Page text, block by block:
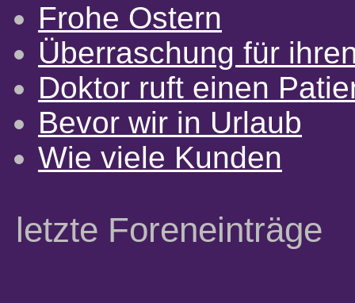
Frohe Ostern
Überraschung für
Doktor ruft einen
Bevor wir in Urlaub
Wie viele Kunden
letzte Foreneinträge